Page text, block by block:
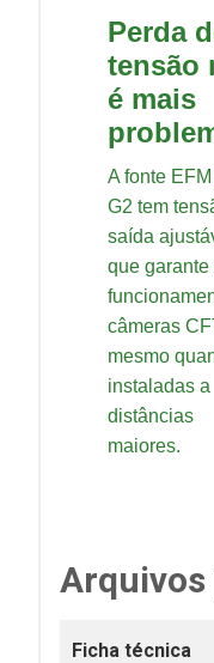
Perda
tensão
é mais
A fonte
G2 tem
saída
que garante
câmeras
mesmo
instaladas a
distâncias
maiores.
Arquivos
Ficha técnica